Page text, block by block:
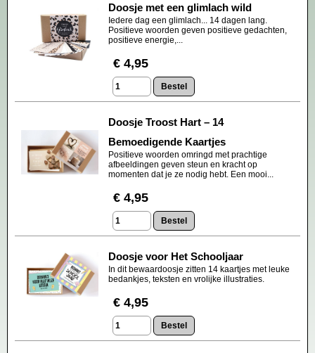
Doosje met een glimlach wild
Iedere dag een glimlach... 14 dagen lang.
Positieve woorden geven positieve gedachten,
positieve energie,...
€ 4,95
Doosje Troost Hart – 14
Bemoedigende Kaartjes
Positieve woorden omringd met prachtige
afbeeldingen geven steun en kracht op
momenten dat je ze nodig hebt. Een mooi...
€ 4,95
Doosje voor Het Schooljaar
In dit bewaardoosje zitten 14 kaartjes met leuke
bedankjes, teksten en vrolijke illustraties.
€ 4,95